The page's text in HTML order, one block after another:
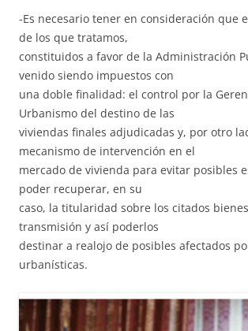
-Es necesario tener en consideración que
de los que tratamos,
constituidos a favor de la Administración
venido siendo impuestos con
una doble finalidad: el control por la
Urbanismo del destino de las
viviendas finales adjudicadas y, por otro
mecanismo de intervención en el
mercado de vivienda para evitar posibles
poder recuperar, en su
caso, la titularidad sobre los citados
transmisión y así poderlos
destinar a realojo de posibles afectados
urbanísticas.